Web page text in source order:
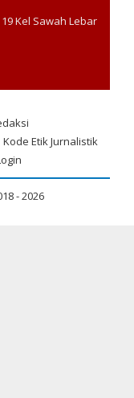
Kel Sawah Lebar
Kode Etik Jurnalistik
-2026